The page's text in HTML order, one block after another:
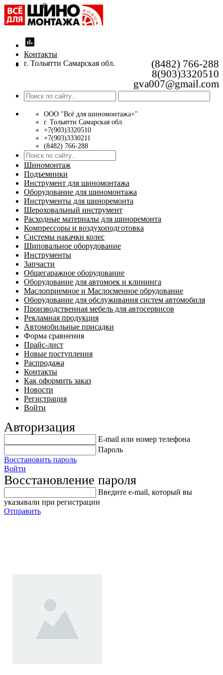
insert_chart
0
Контакты
г. Тольятти Самарская обл.
(8482) 766-288
8(903)3320510
gva007@gmail.com
ООО "Всё для шиномонтажа+"
г. Тольятти Самарская обл.
+7(903)3320510
+7(903)3330211
(8482) 766-288
Шиномонтаж
Подъемники
Инструмент для шиномонтажа
Оборудование для шиномонтажа
Инструменты для шиноремонта
Шероховальный инструмент
Расходные материалы для шиноремонта
Компрессоры и воздухоподготовка
Системы накачки колес
Шиповальное оборудование
Инструменты
Запчасти
Общегаражное оборудование
Оборудование для автомоек и клининга
Маслоприемное и Маслосменное обрудование
Оборудование для обслуживания систем автомобиля
Производственная мебель для автосервисов
Рекламная продукция
Автомобильные присадки
Форма сравнения
Прайс-лист
Новые поступления
Распродажа
Контакты
Как оформить заказ
Новости
Регистрация
Войти
Авторизация
E-mail или номер телефона
Пароль
Восстановить пароль
Войти
Восстановление пароля
Введите е-mail, который вы
указывали при регистрации
Отправить